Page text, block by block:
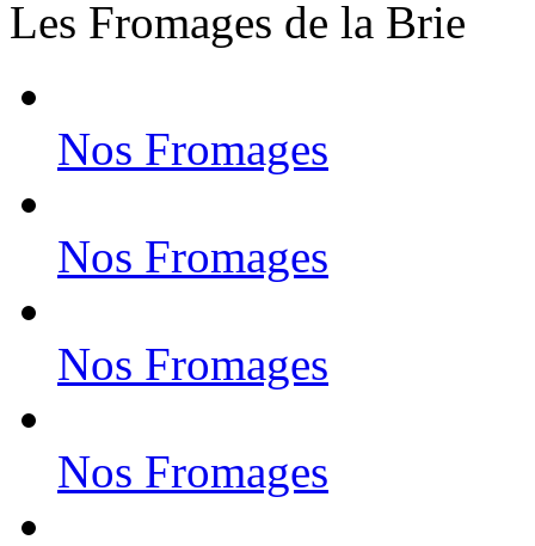
Les Fromages de la Brie
Nos Fromages
Nos Fromages
Nos Fromages
Nos Fromages